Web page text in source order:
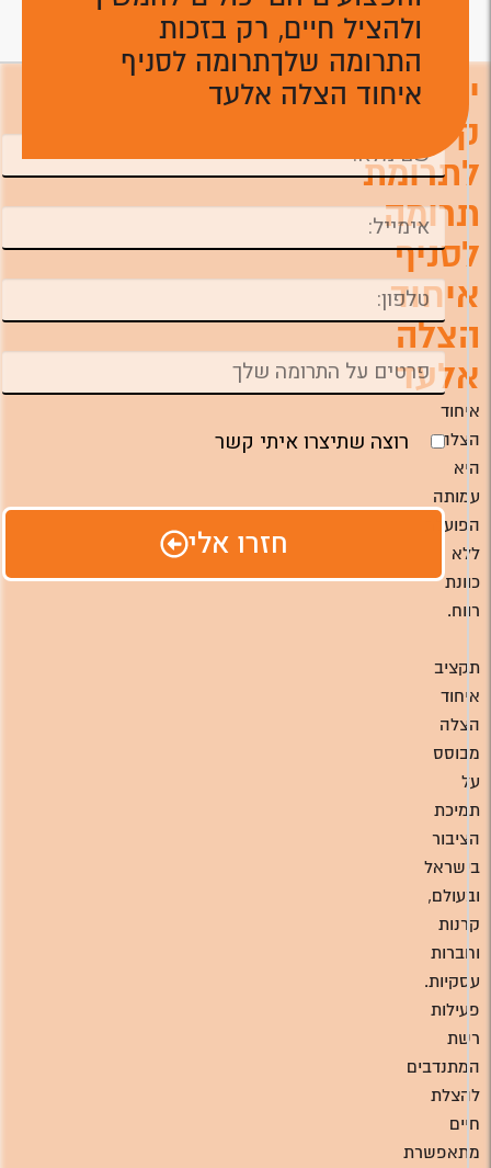
ולהציל חיים, רק בזכות
התרומה שלךתרומה לסניף
איחוד הצלה אלעדיצירת
קשר
לתרומת
תרומה
לסניף
איחוד
הצלה
אלעד
איחוד
הצלה
היא
עמותה
הפועלת
ללא
כוונת
רווח.
תקציב
איחוד
הצלה
מבוסס
על
תמיכת
הציבור
בישראל
ובעולם,
קרנות
וחברות
עסקיות.
פעילות
רשת
המתנדבים
להצלת
חיים
מתאפשרת
השאירו פרטים ונחזור אליכם טלפונית לביצוע
רוצה שתיצרו איתי קשר
חזרו אלי